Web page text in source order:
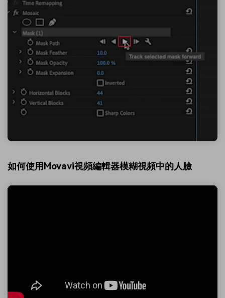
如何使用Movavi視頻編輯器模糊視頻中的人臉